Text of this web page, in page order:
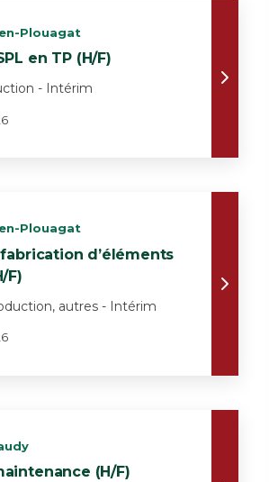
Plouagat
en TP (H/F)
- Intérim
Plouagat
d’éléments
F)
autres - Intérim
(H/F)